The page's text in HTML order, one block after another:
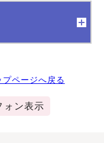
プページへ戻る
ォン表示